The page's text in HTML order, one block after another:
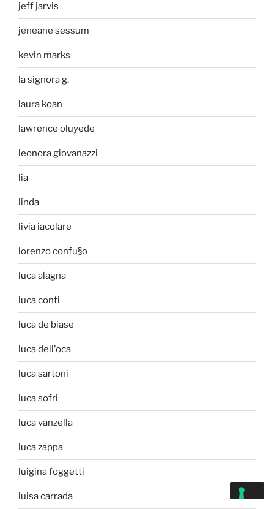
jeff jarvis
jeneane sessum
kevin marks
la signora g.
laura koan
lawrence oluyede
leonora giovanazzi
lia
linda
livia iacolare
lorenzo confu§o
luca alagna
luca conti
luca de biase
luca dell'oca
luca sartoni
luca sofri
luca vanzella
luca zappa
luigina foggetti
luisa carrada